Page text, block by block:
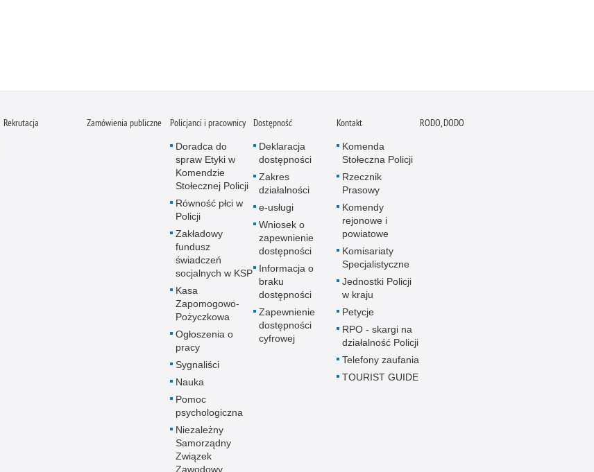
Rekrutacja Zamówienia publiczne Policjanci i pracownicy
Doradca do
spraw Etyki w
Komendzie
Stołecznej Policji
Równość płci w
Policji
Zakładowy
fundusz
świadczeń
socjalnych w KSP
Kasa
Zapomogowo-
Pożyczkowa
Ogłoszenia o
pracy
Sygnaliści
Nauka
Pomoc
psychologiczna
Niezależny
Samorządny
Związek
Zawodowy
Dostępność
Deklaracja
dostępności
Zakres
działalności
e-usługi
Wniosek o
zapewnienie
dostępności
Informacja o
braku
dostępności
Zapewnienie
dostępności
cyfrowej
Kontakt
Komenda
Stołeczna Policji
Rzecznik
Prasowy
Komendy
rejonowe i
powiatowe
Komisariaty
Specjalistyczne
Jednostki Policji
w kraju
Petycje
RPO - skargi na
działalność Policji
Telefony zaufania
TOURIST GUIDE
RODO, DODO